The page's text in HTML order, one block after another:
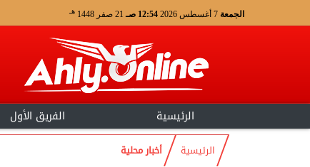
الجمعة 12:54 صـ 21 صفر 1448 هـ
الرئيسية الفريق الأول
الرئيسية أخبار محلية